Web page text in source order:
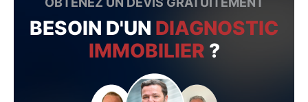
BESOIN D'UN DIAGNOSTIC
IMMOBILIER ?